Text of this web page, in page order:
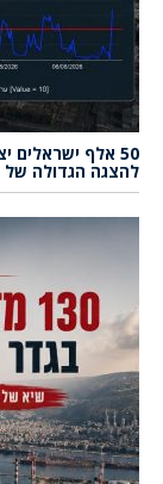
50 אלף
להצגה הגדולה של